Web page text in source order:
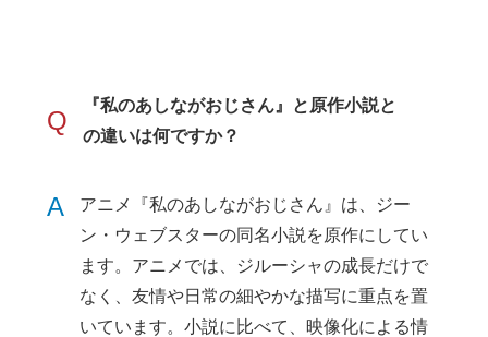
Q
『私のあしながおじさん』と原作小説と
の違いは何ですか？
A
アニメ『私のあしながおじさん』は、ジー
ン・ウェブスターの同名小説を原作にしてい
ます。アニメでは、ジルーシャの成長だけで
なく、友情や日常の細やかな描写に重点を置
いています。小説に比べて、映像化による情